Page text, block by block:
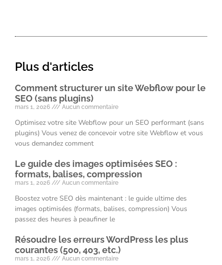
Plus d'articles
Comment structurer un site Webflow pour le
SEO (sans plugins)
mars 1, 2026 Aucun commentaire
Optimisez votre site Webflow pour un SEO performant (sans
plugins) Vous venez de concevoir votre site Webflow et vous
vous demandez comment
Le guide des images optimisées SEO :
formats, balises, compression
mars 1, 2026 Aucun commentaire
Boostez votre SEO dès maintenant : le guide ultime des
images optimisées (formats, balises, compression) Vous
passez des heures à peaufiner le
Résoudre les erreurs WordPress les plus
courantes (500, 403, etc.)
mars 1, 2026 Aucun commentaire